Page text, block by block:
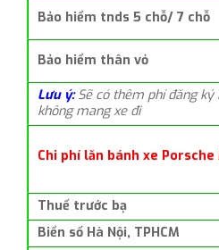
Bảo hiểm tnds 5 chỗ/ 7 chỗ
Bảo hiểm thân vỏ
Lưu ý: Sẽ có thêm phí đăng
không mang xe đi
Chi phí lăn bánh xe Porsche
Thuế trước bạ
Biển số Hà Nội, TPHCM